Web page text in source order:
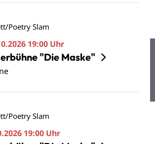
Poetry Slam
19:00 Uhr
"Die Maske"
Poetry Slam
19:00 Uhr